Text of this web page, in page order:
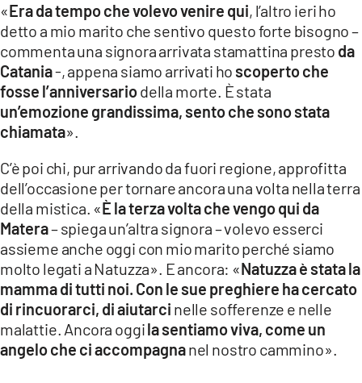
COSENZACHANNEL.IT
ILVIBONESE.IT
CATANZAROCHANNEL.IT
LACAPITALENEWS.IT
App
ANDROID
APPLE
«Era da tempo che volevo venire qui, l’altro ieri ho
detto a mio marito che sentivo questo forte bisogno –
commenta una signora arrivata stamattina presto da
Catania-, appena siamo arrivati ho scoperto che
fosse l’anniversariodella morte. È stata
un’emozione grandissima, sento che sono stata
chiamata».
C’è poi chi, pur arrivando da fuori regione, approfitta
dell’occasione per tornare ancora una volta nella terra
della mistica. «È la terza volta che vengo qui da
Matera– spiega un’altra signora – volevo esserci
assieme anche oggi con mio marito perché siamo
molto legati a Natuzza». E ancora: «Natuzza è stata la
mamma di tutti noi. Con le sue preghiere ha cercato
di rincuorarci, di aiutarci nelle sofferenze e nelle
malattie. Ancora oggila sentiamo viva, come un
angelo che ci accompagnanel nostro cammino».